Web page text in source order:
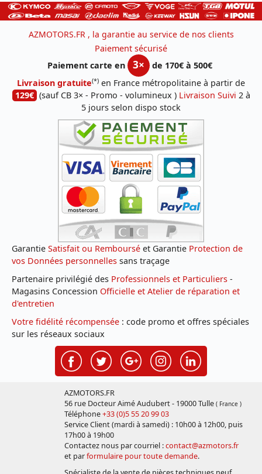
AZMOTORS.FR , la garantie au service de nos clients
Paiement sécurisé
Paiement carte en
3×
de 170€ à 500€
Livraison gratuite(*) en France métropolitaine à partir de
129€ (sauf CB 3× - Promo - volumineux ) Livraison Suivi 2 à
5 jours selon dispo stock
Garantie Satisfait ou Remboursé et Garantie Protection de
vos Données personnelles sans traçage
Partenaire privilégié des Professionnels et Particuliers -
Magasins Concession Officielle et Atelier de réparation et
d'entretien
Votre fidélité récompensée : code promo et offres spéciales
sur les réseaux sociaux
AZMOTORS.FR
56 rue Docteur Aimé Audubert - 19000 Tulle ( France )
Téléphone+33 (0)5 55 20 99 03
Service Client (mardi à samedi) : 10h00 à 12h00, puis
17h00 à 19h00
Contactez nous par courriel :contact@azmotors.fr
et parformulaire pour toute demande.